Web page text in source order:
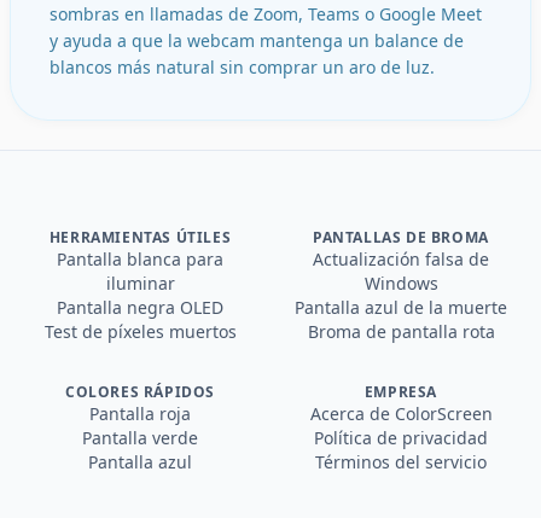
sombras en llamadas de Zoom, Teams o Google Meet
y ayuda a que la webcam mantenga un balance de
blancos más natural sin comprar un aro de luz.
HERRAMIENTAS ÚTILES
Pantalla blanca para
iluminar
Pantalla negra OLED
Test de píxeles muertos
PANTALLAS DE BROMA
Actualización falsa de
Windows
Pantalla azul de la muerte
Broma de pantalla rota
COLORES RÁPIDOS
Pantalla roja
Pantalla verde
Pantalla azul
EMPRESA
Acerca de ColorScreen
Política de privacidad
Términos del servicio